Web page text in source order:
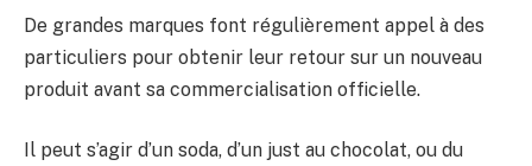
De grandes marques font régulièrement appel à des
particuliers pour obtenir leur retour sur un nouveau
produit avant sa commercialisation officielle.
Il peut s’agir d’un soda, d’un just au chocolat, ou du